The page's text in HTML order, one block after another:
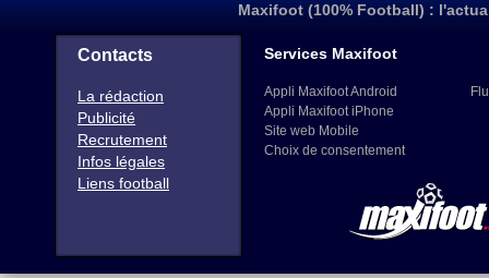
Maxifoot (100% Football) :
Contacts
La rédaction
Publicité
Recrutement
Infos légales
Liens football
Services Maxifoot
Appli Maxifoot Android
Appli Maxifoot iPhone
Site web Mobile
Choix de consentement